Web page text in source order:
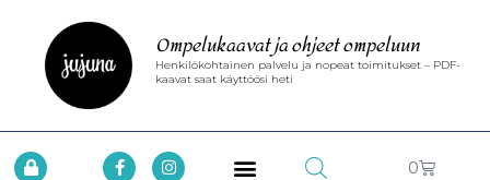
Ompelukaavat ja ohjeet ompeluun
Henkilökohtainen palvelu ja nopeat toimitukset – PDF-
kaavat saat käyttöösi heti
0